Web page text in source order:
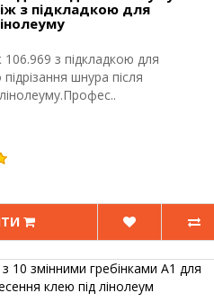
з підкладкою для
106.969 з підкладкою для
шнура після